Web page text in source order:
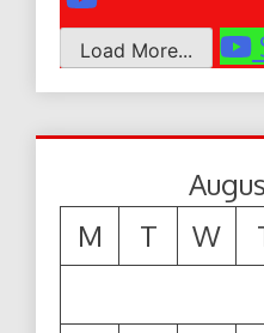
Load More...
M
T W